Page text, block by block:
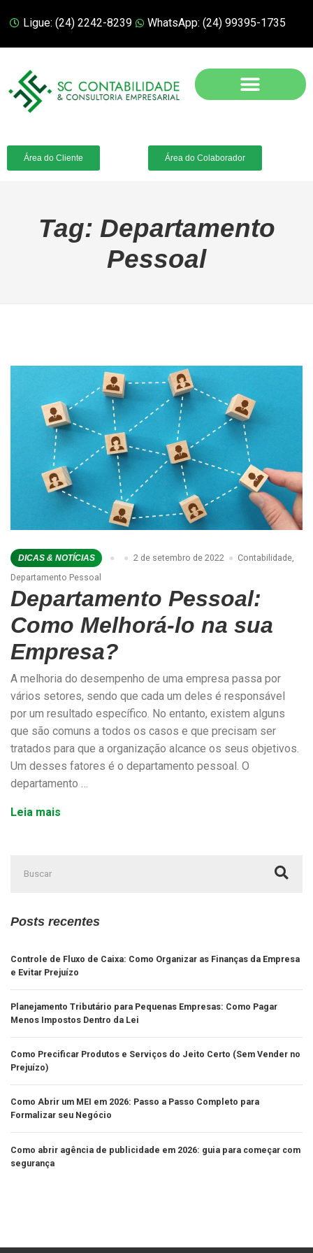
Ligue: (24) 2242-8239 WhatsApp: (24) 99395-1735
Área do Cliente Área do Colaborador
Tag: Departamento
Pessoal
DICAS & NOTÍCIAS 2 de setembro de 2022 Contabilidade
Departamento Pessoal
Departamento Pessoal:
Como Melhorá-lo na sua
Empresa?
A melhoria do desempenho de uma empresa passa por
vários setores, sendo que cada um deles é responsável
por um resultado específico. No entanto, existem alguns
que são comuns a todos os casos e que precisam ser
tratados para que a organização alcance os seus objetivos.
Um desses fatores é o departamento pessoal. O
departamento …
Leia mais
Posts recentes
Controle de Fluxo de Caixa: Como Organizar as Finanças da Empresa
e Evitar Prejuízo
Planejamento Tributário para Pequenas Empresas: Como Pagar
Menos Impostos Dentro da Lei
Como Precificar Produtos e Serviços do Jeito Certo (Sem Vender no
Prejuízo)
Como Abrir um MEI em 2026: Passo a Passo Completo para
Formalizar seu Negócio
Como abrir agência de publicidade em 2026: guia para começar com
segurança